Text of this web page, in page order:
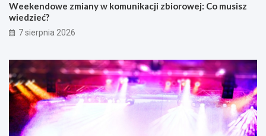
Weekendowe zmiany w komunikacji zbiorowej: Co musisz
wiedzieć?
7 sierpnia 2026